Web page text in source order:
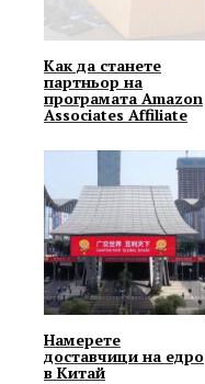
Как да станете
партньор на
програмата Amazon
Associates Affiliate
Намерете
доставчици на едро
в Китай